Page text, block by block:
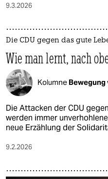
9.3.2026
Die CDU gegen das gute
Wie man lernt, nach
Kolumne Bewegung
Die Attacken der CDU
werden immer
neue Erzählung der
9.2.2026